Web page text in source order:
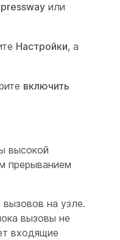
или
Настройки, а
включить
высокой
прерыванием
на узле.
вызовы не
входящие